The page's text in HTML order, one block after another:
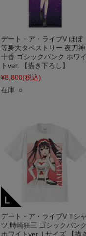
デート・ア・ライブV ほぼ
等身大タペストリー 夜刀神
十香 ゴシックパンク ホワイ
トver. 【描き下ろし】
¥8,800(税込)
在庫 ○
デート・ア・ライブV Tシャ
ツ 時崎狂三 ゴシックパンク
ホワイトver. Lサイズ 【描